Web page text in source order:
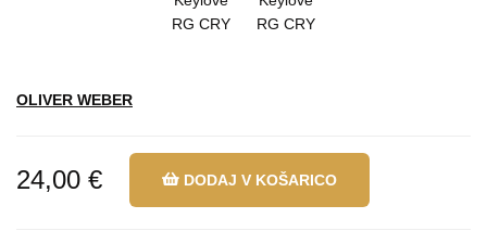
OLIVER WEBER
24,00 € DODAJ V KOŠARICO